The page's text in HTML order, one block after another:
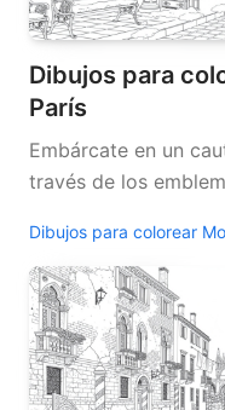
Dibujos para
París
Embárcate en un
través de los
Dibujos para colorear